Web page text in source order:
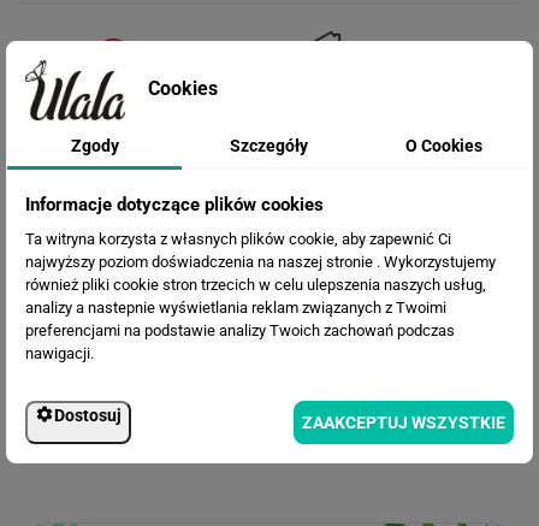
Cena przed rabatem:564.45 zł
Rabat:131.37 zł
Cena po rabacie: 433.08 zł
Cookies
Zgody Szczegóły O Cookies
Informacje dotyczące plików cookies
Ta witryna korzysta z własnych plików cookie, aby zapewnić Ci
najwyższy poziom doświadczenia na naszej stronie . Wykorzystujemy
również pliki cookie stron trzecich w celu ulepszenia naszych usług,
analizy a nastepnie wyświetlania reklam związanych z Twoimi
preferencjami na podstawie analizy Twoich zachowań podczas
nawigacji.
Dostosuj ZAAKCEPTUJ WSZYSTKIE